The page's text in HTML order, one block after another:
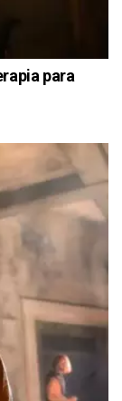
para